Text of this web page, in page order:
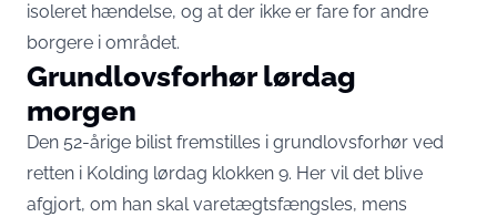
isoleret hændelse, og at der ikke er fare for andre
borgere i området.
Grundlovsforhør lørdag
morgen
Den 52-årige bilist fremstilles i grundlovsforhør ved
retten i Kolding lørdag klokken 9. Her vil det blive
afgjort, om han skal varetægtsfængsles, mens